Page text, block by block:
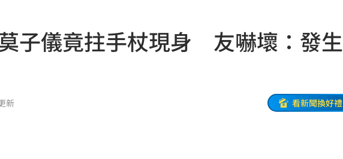
鵲回應了
遭暴打趴地 12:52
曝光網看哭
班機墜海
也更新了
子儀竟拄手杖現身 友嚇壞：發生
新 看新聞換好禮